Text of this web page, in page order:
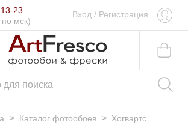
23
мск)
Вход / Регистрация
> Каталог фотообоев > Хогвартс